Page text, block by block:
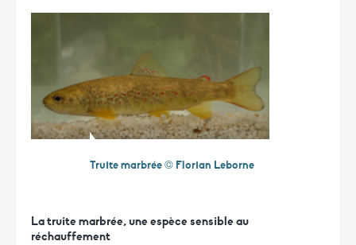
Truite marbrée © Florian Leborne
La truite marbrée, une espèce sensible au
réchauffement